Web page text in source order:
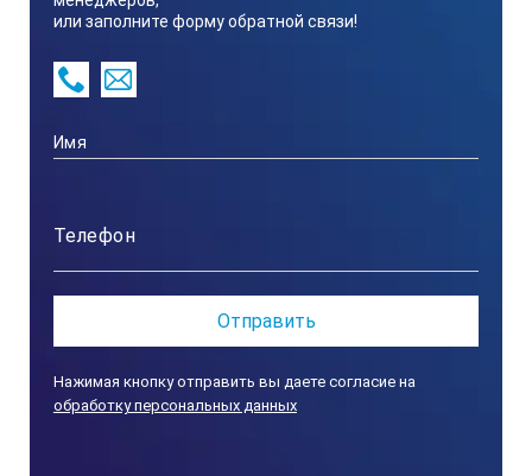
отражателей, результаты первичной аттестации
(калибровки), результаты переаттестации, условия
Гарантийный срок эксплуатации:
Комплект поставки:Паспорт, документ о
или заполните форму обратной связи!
Нажимая кнопку отправить вы даете согласие на
обработку персональных данных